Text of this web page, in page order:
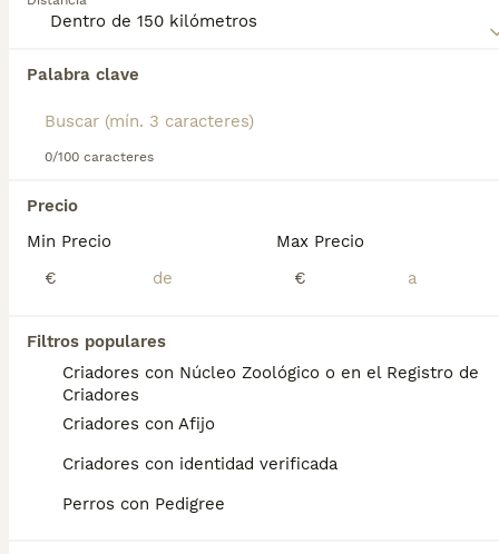
Palabra clave
0/100 caracteres
Precio
Min Precio
€
Max Precio
€
Filtros populares
Criadores con Núcleo Zoológico o en el Registro de
Criadores
Criadores con Afijo
Criadores con identidad verificada
Perros con Pedigree
Lee nuestra
página de consejos de compra de Spaniel
Encontramos 0 Spaniel Tibetano Perros para
Si deseas exactamente esta búsqueda guarda tu
búsqueda y espera el resultado perfecto:
Preguntas frecuentes
¿Cuánto cuesta un spaniel
tibetano?
El coste de adquisición de esta raza puede
variar según factores como el pedigrí, la
reputación del criador y la ubicación
geográfica. Es fundamental acudir a